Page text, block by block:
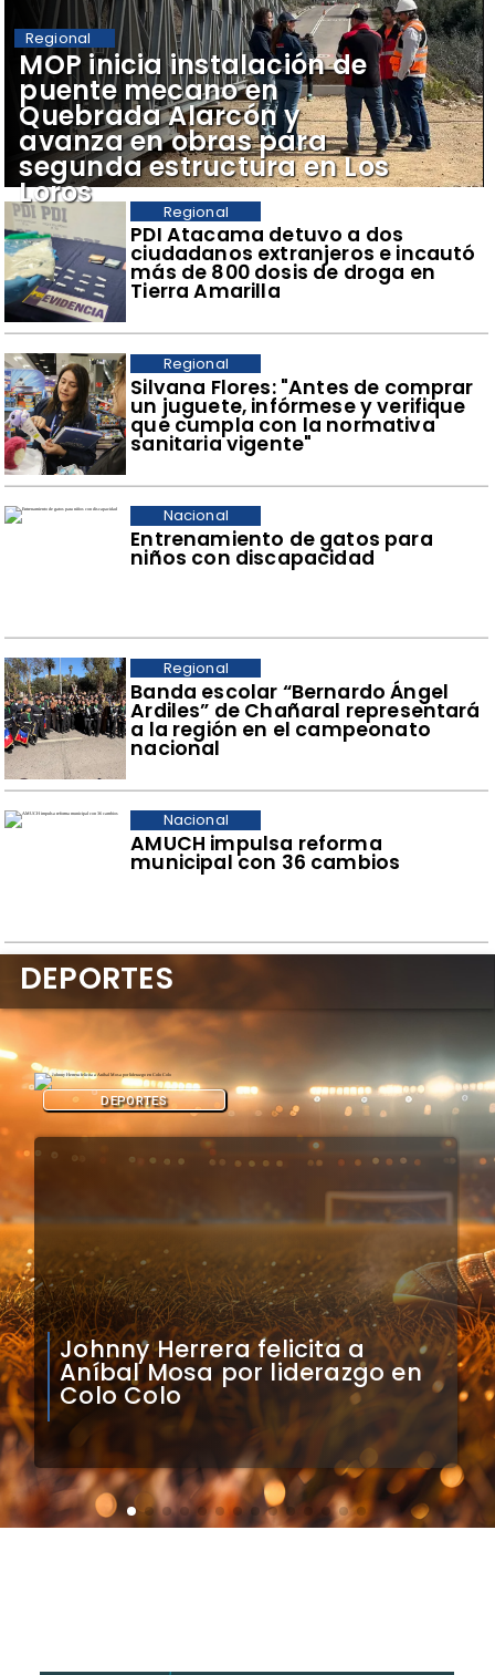
​PDI Atacama detuvo a dos
ciudadanos extranjeros e incautó
más de 800 dosis de droga en
Tierra Amarilla
Regional
​Silvana Flores: "Antes de comprar
un juguete, infórmese y verifique
que cumpla con la normativa
sanitaria vigente"
Regional
Entrenamiento de gatos para
niños con discapacidad
Nacional
​Banda escolar “Bernardo Ángel
Ardiles” de Chañaral representará
a la región en el campeonato
nacional
Regional
AMUCH impulsa reforma
municipal con 36 cambios
Nacional
​MOP inicia instalación de
puente mecano en
Quebrada Alarcón y
avanza en obras para
segunda estructura en Los
Loros
Regional
Claudio Bravo analiza
impacto de arquero
caboverdiano en Colo Colo
DEPORTES
DEPORTES